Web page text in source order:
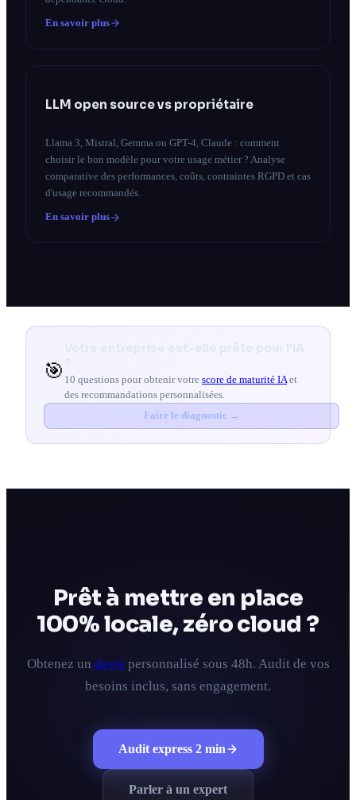
En savoir plus
LLM open source vs propriétaire
Llama 3, Mistral, Gemma ou GPT-4, Claude : comment
choisir le bon modèle pour votre usage métier ? Analyse
comparative des performances, coûts, contraintes RGPD et cas
d'usage recommandés.
En savoir plus
🎯 10 questions pour obtenir votre score de maturité IAet
des recommandations personnalisées.
Faire le diagnostic →
Prêt à mettre en place
100% locale, zéro cloud ?
Obtenez un devis personnalisé sous 48h. Audit de vos
besoins inclus, sans engagement.
Audit express 2 min
Parler à un expert